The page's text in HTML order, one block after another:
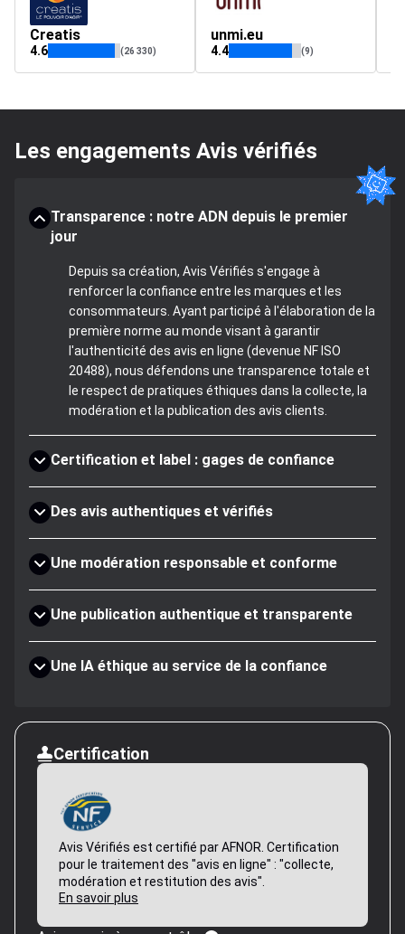
Creatis
4.6 (26 330)
unmi.eu
4.4 (9)
Les engagements Avis vérifiés
Transparence : notre ADN depuis le premier
jour
Depuis sa création, Avis Vérifiés s'engage à
renforcer la confiance entre les marques et les
consommateurs. Ayant participé à l'élaboration de la
première norme au monde visant à garantir
l'authenticité des avis en ligne (devenue NF ISO
20488), nous défendons une transparence totale et
le respect de pratiques éthiques dans la collecte, la
modération et la publication des avis clients.
Certification et label : gages de confiance
Des avis authentiques et vérifiés
Une modération responsable et conforme
Une publication authentique et transparente
Une IA éthique au service de la confiance
Certification
Avis Vérifiés est certifié par AFNOR. Certification
pour le traitement des "avis en ligne" : "collecte,
modération et restitution des avis".
En savoir plus